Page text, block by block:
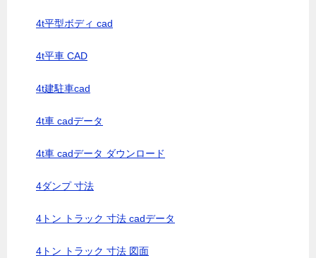
4t平型ボディ cad
4t平車 CAD
4t建駐車cad
4t車 cadデータ
4t車 cadデータ ダウンロード
4ダンプ 寸法
4トン トラック 寸法 cadデータ
4トン トラック 寸法 図面